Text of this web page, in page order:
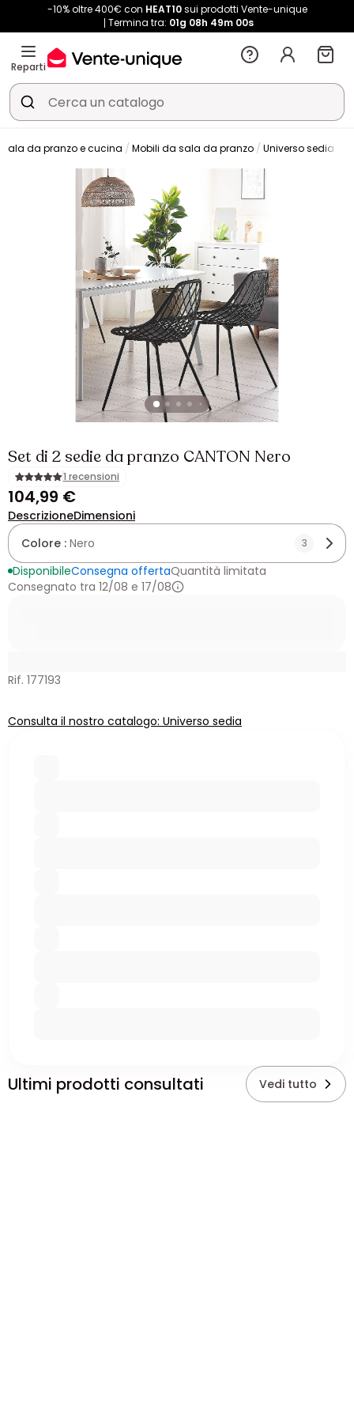
-10% oltre 400€ con HEAT10sui prodotti Vente-unique
Termina tra: 01g 08h 49m 00s
Reparti
Sala da pranzo e cucina Mobili da sala da pranzo Universo sedia
Set di 2 sedie da pranzo CANTON Nero
1 recensioni
104,99 €
DescrizioneDimensioni
Colore : Nero 3
DisponibileConsegna offertaQuantità limitata
Consegnato tra 12/08 e 17/08
Rif. 177193
Consulta il nostro catalogo: Universo sedia
Ultimi prodotti consultati Vedi tutto